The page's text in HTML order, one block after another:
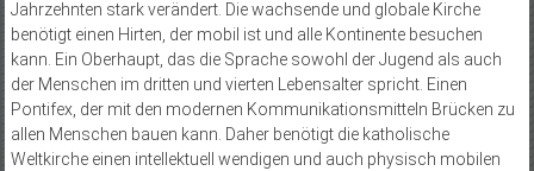
Jahrzehnten stark verändert. Die wachsende und globale Kirche
benötigt einen Hirten, der mobil ist und alle Kontinente besuchen
kann. Ein Oberhaupt, das die Sprache sowohl der Jugend als auch
der Menschen im dritten und vierten Lebensalter spricht. Einen
Pontifex, der mit den modernen Kommunikationsmitteln Brücken zu
allen Menschen bauen kann. Daher benötigt die katholische
Weltkirche einen intellektuell wendigen und auch physisch mobilen